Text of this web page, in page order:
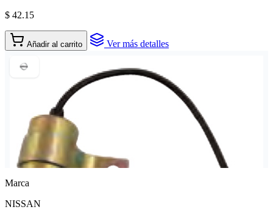
$ 42.15
Añadir al carrito Ver más detalles
Marca
NISSAN